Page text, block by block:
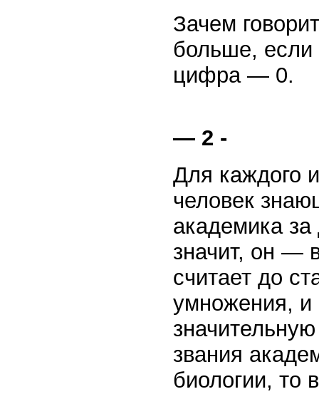
Зачем
больше, если
цифра — 0.
— 2 -
Для каждого
человек
академика
значит, он —
считает до
умножения, и
звания
биологии, то